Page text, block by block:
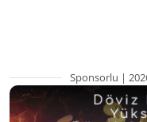
Sponsorlu |